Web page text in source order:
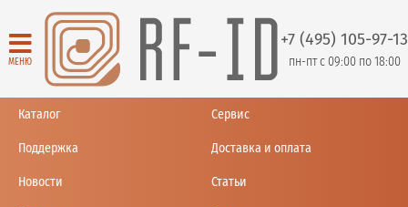
МЕНЮ
+7 (495) 105-97-13
пн-пт с 09:00 по 18:00
Каталог Сервис
Поддержка Доставка и оплата
Новости Статьи